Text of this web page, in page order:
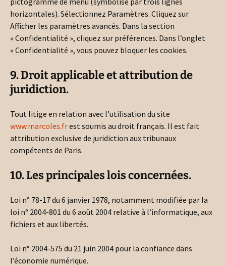
horizontales). Sélectionnez Paramètres. Cliquez sur
Afficher les paramètres avancés. Dans la section
« Confidentialité », cliquez sur préférences. Dans l’onglet
« Confidentialité », vous pouvez bloquer les cookies.
9. Droit applicable et attribution de
juridiction.
Tout litige en relation avec l’utilisation du site
www.marcoles.frest soumis au droit français. Il est fait
attribution exclusive de juridiction aux tribunaux
compétents de Paris.
10. Les principales lois concernées.
Loi n° 78-17 du 6 janvier 1978, notamment modifiée par la
loi n° 2004-801 du 6 août 2004 relative à l’informatique, aux
fichiers et aux libertés.
Loi n° 2004-575 du 21 juin 2004 pour la confiance dans
l’économie numérique.